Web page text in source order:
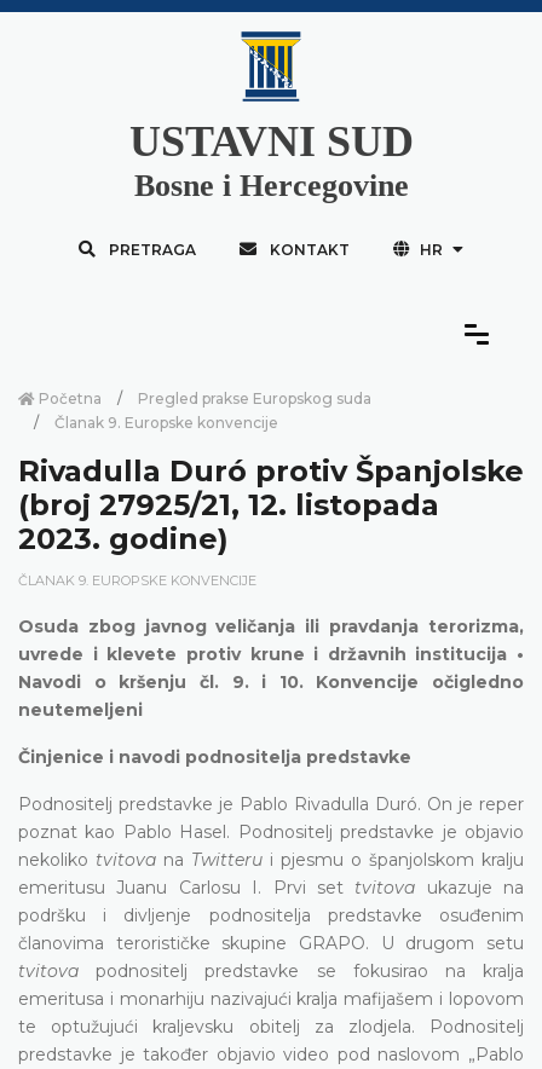
USTAVNI SUD
Bosne i Hercegovine
PRETRAGA KONTAKT HR
Početna
Pregled prakse Europskog suda
Članak 9. Europske konvencije
Rivadulla Duró protiv Španjolske
(broj 27925/21, 12. listopada
2023. godine)
ČLANAK 9. EUROPSKE KONVENCIJE
Osuda zbog javnog veličanja ili pravdanja terorizma,
uvrede i klevete protiv krune i državnih institucija •
Navodi o kršenju čl. 9. i 10. Konvencije očigledno
neutemeljeni
Činjenice i navodi podnositelja predstavke
Podnositelj predstavke je Pablo Rivadulla Duró. On je reper
poznat kao Pablo Hasel. Podnositelj predstavke je objavio
nekoliko tvitova na Twitteru i pjesmu o španjolskom kralju
emeritusu Juanu Carlosu I. Prvi set tvitova ukazuje na
podršku i divljenje podnositelja predstavke osuđenim
članovima terorističke skupine GRAPO. U drugom setu
tvitova podnositelj predstavke se fokusirao na kralja
emeritusa i monarhiju nazivajući kralja mafijašem i lopovom
te optužujući kraljevsku obitelj za zlodjela. Podnositelj
predstavke je također objavio video pod naslovom „Pablo